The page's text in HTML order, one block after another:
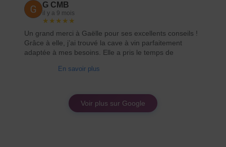
G CMB
il y a 9 mois
★★★★★
Un grand merci à Gaëlle pour ses excellents conseils !
Grâce à elle, j’ai trouvé la cave à vin parfaitement
adaptée à mes besoins. Elle a pris le temps de
orienté vers un produit de qualité et surtout au meilleur
En savoir plus
Valentin Lpne
il y a 3 semaines
Voir plus sur Google